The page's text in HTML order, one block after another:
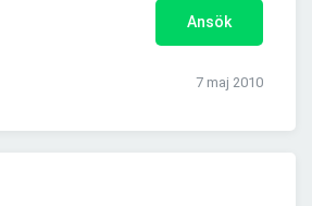
Ansök
7 maj 2010